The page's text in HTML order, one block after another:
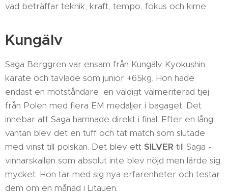
vad beträffar teknik, kraft, tempo, fokus och kime.
Kungälv
Saga Berggren var ensam från Kungälv Kyokushin
karate och tävlade som junior +65kg. Hon hade
endast en motståndare, en väldigt välmeriterad tjej
från Polen med flera EM medaljer i bagaget. Det
innebar att Saga hamnade direkt i final. Efter en lång
väntan blev det en tuff och tät match som slutade
med vinst till polskan. Det blev ett SILVER till Saga -
vinnarskallen som absolut inte blev nöjd men lärde sig
mycket. Hon tar med sig nya erfarenheter och testar
dem om en månad i Litauen.